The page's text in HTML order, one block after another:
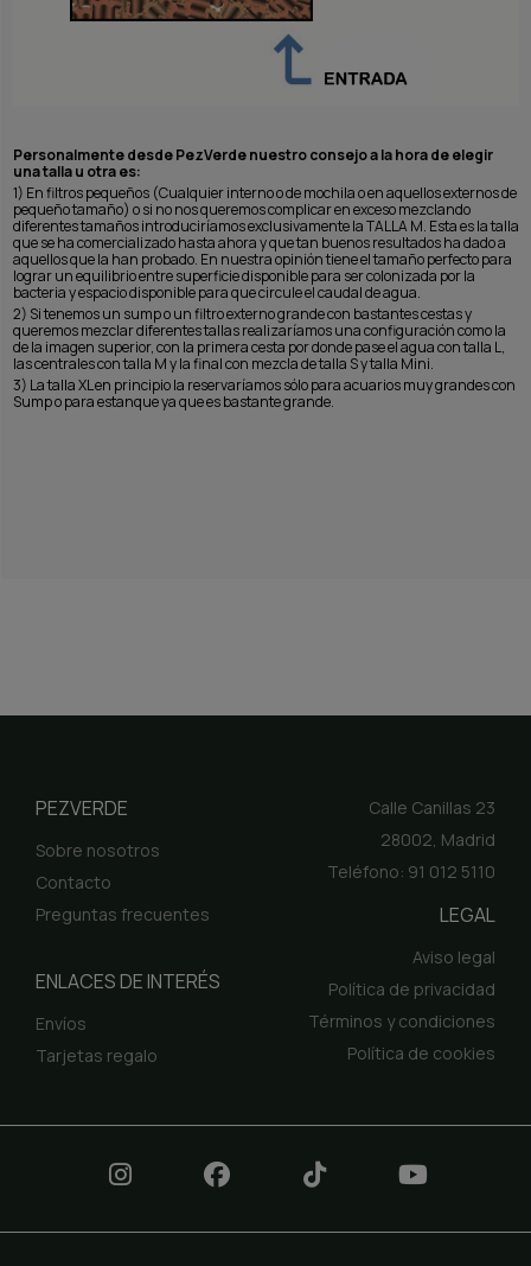
Personalmente desde PezVerde nuestro consejo a la hora de elegir
una talla u otra es:
1) En filtros pequeños (Cualquier interno o de mochila o en aquellos externos de
pequeño tamaño) o si no nos queremos complicar en exceso mezclando
diferentes tamaños introduciríamos exclusivamente la TALLA M. Esta es la talla
que se ha comercializado hasta ahora y que tan buenos resultados ha dado a
aquellos que la han probado. En nuestra opinión tiene el tamaño perfecto para
lograr un equilibrio entre superficie disponible para ser colonizada por la
bacteria y espacio disponible para que circule el caudal de agua.
2) Si tenemos un sump o un filtro externo grande con bastantes cestas y
queremos mezclar diferentes tallas realizaríamos una configuración como la
de la imagen superior, con la primera cesta por donde pase el agua con talla L,
las centrales con talla M y la final con mezcla de talla S y talla Mini.
3) La talla XL en principio la reservaríamos sólo para acuarios muy grandes con
Sump o para estanque ya que es bastante grande.
PEZVERDE
Sobre nosotros
Contacto
Preguntas frecuentes
ENLACES DE INTERÉS
Envíos
Tarjetas regalo
Calle Canillas 23
28002, Madrid
Teléfono: 91 012 5110
LEGAL
Aviso legal
Política de privacidad
Términos y condiciones
Política de cookies